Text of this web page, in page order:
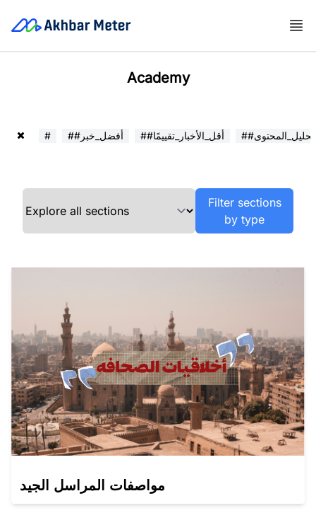
Academy
# ##أفضل_خبر ##أقل_الأخبار_تقييمًا ##تحليل_المحتوى
Filter sections
by type
مواصفات المراسل الجيد